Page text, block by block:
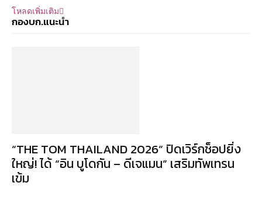
โหลดเพิ่มเติม
กองบก.แนะนำ
“THE TOM THAILAND 2026” ปิดเวิร์กช็อปยิ่ง
ใหญ่! ได้ “อิน บูโดกัน – ดีเจแมน” เสริมทัพเทรน
เข้ม